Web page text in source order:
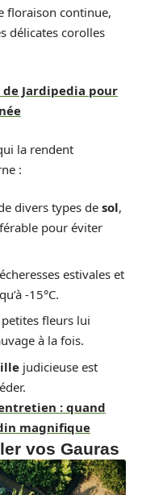
floraison continue,
délicates corolles
de Jardipedia pour
la rendent
:
divers types de sol,
pour éviter
estivales et
-15°C.
fleurs lui
à la fois.
judicieuse est
: quand
magnifique
vos Gauras